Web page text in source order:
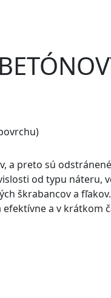
a preto sú
od typu náteru,
škrabancov a fľakov.
a v krátkom